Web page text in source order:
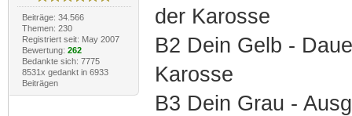
Beiträge: 34.566
Themen: 230
Registriert seit: May 2007
Bewertung: 262
Bedankte sich: 7775
8531x gedankt in 6933
Beiträgen
der Karosse
B2 Dein Gelb -
Karosse
B3 Dein Grau -